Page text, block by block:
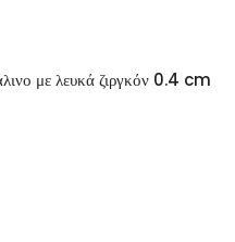
με λευκά ζιργκόν 0.4 cm